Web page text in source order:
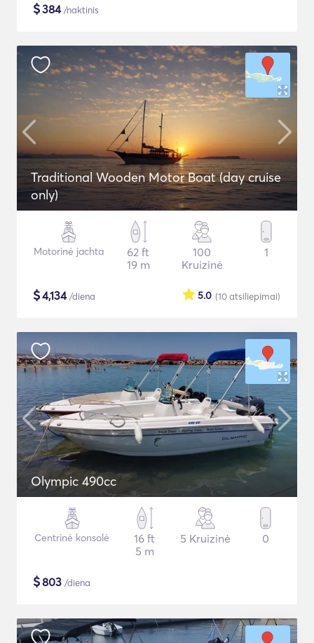
$384/naktinis
Traditional Wooden Motor Boat (day cruise
only)
Motorinė jachta
62 ft
19 m
100
Kruizinė
1
$4,134/diena (10atsiliepimai)
5.0
Olympic 490cc
Centrinė konsolė
16 ft
5 m
5 Kruizinė 0
$803 /diena